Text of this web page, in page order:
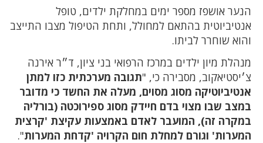
הנער אושפז מספר ימים במחלקת ילדים, טופל
אנטיביוטית בהתאם למחולל, ותחת הטיפול מצבו התייצב
והוא שוחרר לביתו.
מנהלת מיון ילדים במרכז הרפואי בני ציון, ד״ר אירנה
צ׳יסטיאקוב, מסבירה כי, "תגובה מערכתית כזו למתן
אנטיביוטיקה מסוג מסוים, מעלה את החשד כי מדובר
במצב שבו מצוי בדם חיידק מסוג ספירוכטה (בורליה
במקרה זה), המועבר לאדם באמצעות עקיצת 'קרצית
המערות' וגורם למחלת חום הקרויה 'קדחת המערות".